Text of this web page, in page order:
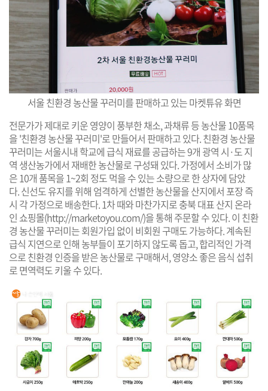
서울 친환경 농산물 꾸러미를 판매하고 있는 마켓튜유 화면
전문가가 제대로 키운 영양이 풍부한 채소, 과채류 등 농산물 10품목
을 '친환경 농산물 꾸러미'로 만들어서 판매하고 있다. 친환경 농산물
꾸러미는 서울시내 학교에 급식 재료를 공급하는 9개 광역 시·도 지
역 생산농가에서 재배한 농산물로 구성돼 있다. 가정에서 소비가 많
은 10개 품목을 1~2회 정도 먹을 수 있는 소량으로 한 상자에 담았
다. 신선도 유지를 위해 엄격하게 선별한 농산물을 산지에서 포장 즉
시 각 가정으로 배송한다. 1차 때와 마찬가지로 충북 대표 산지 온라
인 쇼핑몰(http://marketoyou.com/)을 통해 주문할 수 있다. 이 친환
경 농산물 꾸러미는 회원가입 없이 비회원 구매도 가능하다. 계속된
급식 지연으로 인해 농부들이 포기하지 않도록 돕고, 합리적인 가격
으로 친환경 인증을 받은 농산물로 구매해서, 영양소 좋은 음식 섭취
로 면역력도 키울 수 있다.